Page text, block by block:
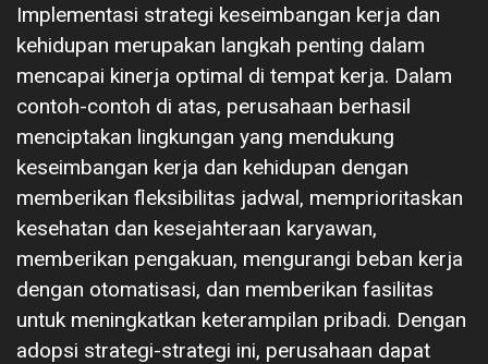
Implementasi strategi keseimbangan kerja dan
kehidupan merupakan langkah penting dalam
mencapai kinerja optimal di tempat kerja. Dalam
contoh-contoh di atas, perusahaan berhasil
menciptakan lingkungan yang mendukung
keseimbangan kerja dan kehidupan dengan
memberikan fleksibilitas jadwal, memprioritaskan
kesehatan dan kesejahteraan karyawan,
memberikan pengakuan, mengurangi beban kerja
dengan otomatisasi, dan memberikan fasilitas
untuk meningkatkan keterampilan pribadi. Dengan
adopsi strategi-strategi ini, perusahaan dapat